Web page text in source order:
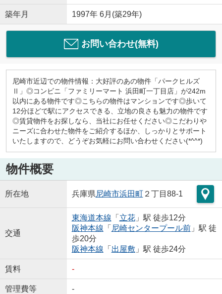
築年月 1997年 6月(築29年)
お問い合わせ(無料)
尼崎市近辺での物件情報：大好評のあの物件「パークヒルズ
Ⅱ」◎コンビニ「ファミリーマート 浜田町一丁目店」が242m
以内にある物件です◎こちらの物件はマンションです◎歩いて
12分ほどで駅にアクセスできる、立地の良さも魅力の物件です
◎賃貸物件をお探しなら、当社にお任せください◎こだわりや
ニーズに合わせた物件をご紹介するほか、しっかりとサポート
いたしますので、どうぞお気軽にお問い合わせください(*^^*)
物件概要
所在地 兵庫県尼崎市浜田町２丁目88-1
交通
東海道本線 「 立花」駅 徒歩12分
阪神本線 「 尼崎センタープール前」駅 徒
歩20分
阪神本線 「 出屋敷 」駅 徒歩24分
賃料 -
管理費等 -